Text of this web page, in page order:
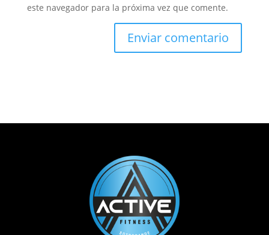
este navegador para la próxima vez que comente.